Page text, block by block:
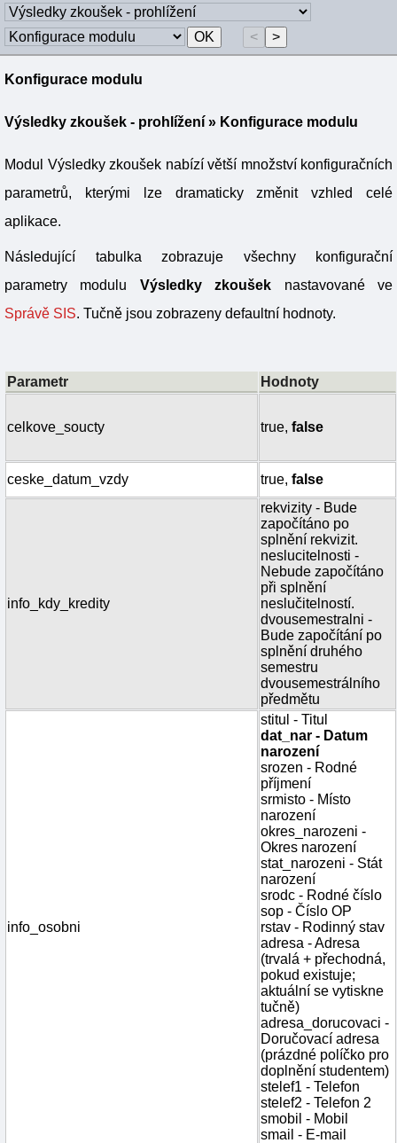
Konfigurace modulu
Výsledky zkoušek - prohlížení » Konfigurace modulu
Modul Výsledky zkoušek nabízí větší množství konfiguračních
parametrů, kterými lze dramaticky změnit vzhled celé
aplikace.
Následující tabulka zobrazuje všechny konfigurační
parametry modulu Výsledky zkoušek nastavované ve
Správě SIS. Tučně jsou zobrazeny defaultní hodnoty.
Parametr Hodnoty
celkove_soucty true, false
ceske_datum_vzdy true, false
info_kdy_kredity
rekvizity - Bude
započítáno po
splnění rekvizit.
neslucitelnosti -
Nebude započítáno
při splnění
neslučitelností.
dvousemestralni -
Bude započítání po
splnění druhého
semestru
dvousemestrálního
předmětu
info_osobni
stitul - Titul
dat_nar - Datum
narození
srozen - Rodné
příjmení
srmisto - Místo
narození
okres_narozeni -
Okres narození
stat_narozeni - Stát
narození
srodc - Rodné číslo
sop - Číslo OP
rstav - Rodinný stav
adresa - Adresa
(trvalá + přechodná,
pokud existuje;
aktuální se vytiskne
tučně)
adresa_dorucovaci -
Doručovací adresa
(prázdné políčko pro
doplnění studentem)
stelef1 - Telefon
stelef2 - Telefon 2
smobil - Mobil
smail - E-mail